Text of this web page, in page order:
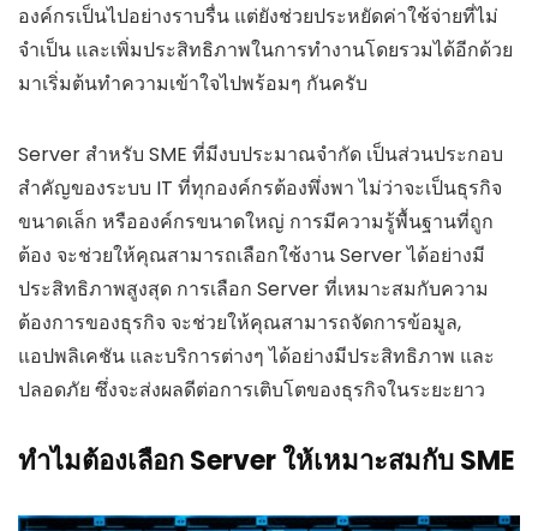
องค์กรเป็นไปอย่างราบรื่น แต่ยังช่วยประหยัดค่าใช้จ่ายที่ไม่
จำเป็น และเพิ่มประสิทธิภาพในการทำงานโดยรวมได้อีกด้วย
มาเริ่มต้นทำความเข้าใจไปพร้อมๆ กันครับ
Server สำหรับ SME ที่มีงบประมาณจำกัด เป็นส่วนประกอบ
สำคัญของระบบ IT ที่ทุกองค์กรต้องพึ่งพา ไม่ว่าจะเป็นธุรกิจ
ขนาดเล็ก หรือองค์กรขนาดใหญ่ การมีความรู้พื้นฐานที่ถูก
ต้อง จะช่วยให้คุณสามารถเลือกใช้งาน Server ได้อย่างมี
ประสิทธิภาพสูงสุด การเลือก Server ที่เหมาะสมกับความ
ต้องการของธุรกิจ จะช่วยให้คุณสามารถจัดการข้อมูล,
แอปพลิเคชัน และบริการต่างๆ ได้อย่างมีประสิทธิภาพ และ
ปลอดภัย ซึ่งจะส่งผลดีต่อการเติบโตของธุรกิจในระยะยาว
ทำไมต้องเลือก Server ให้เหมาะสมกับ SME